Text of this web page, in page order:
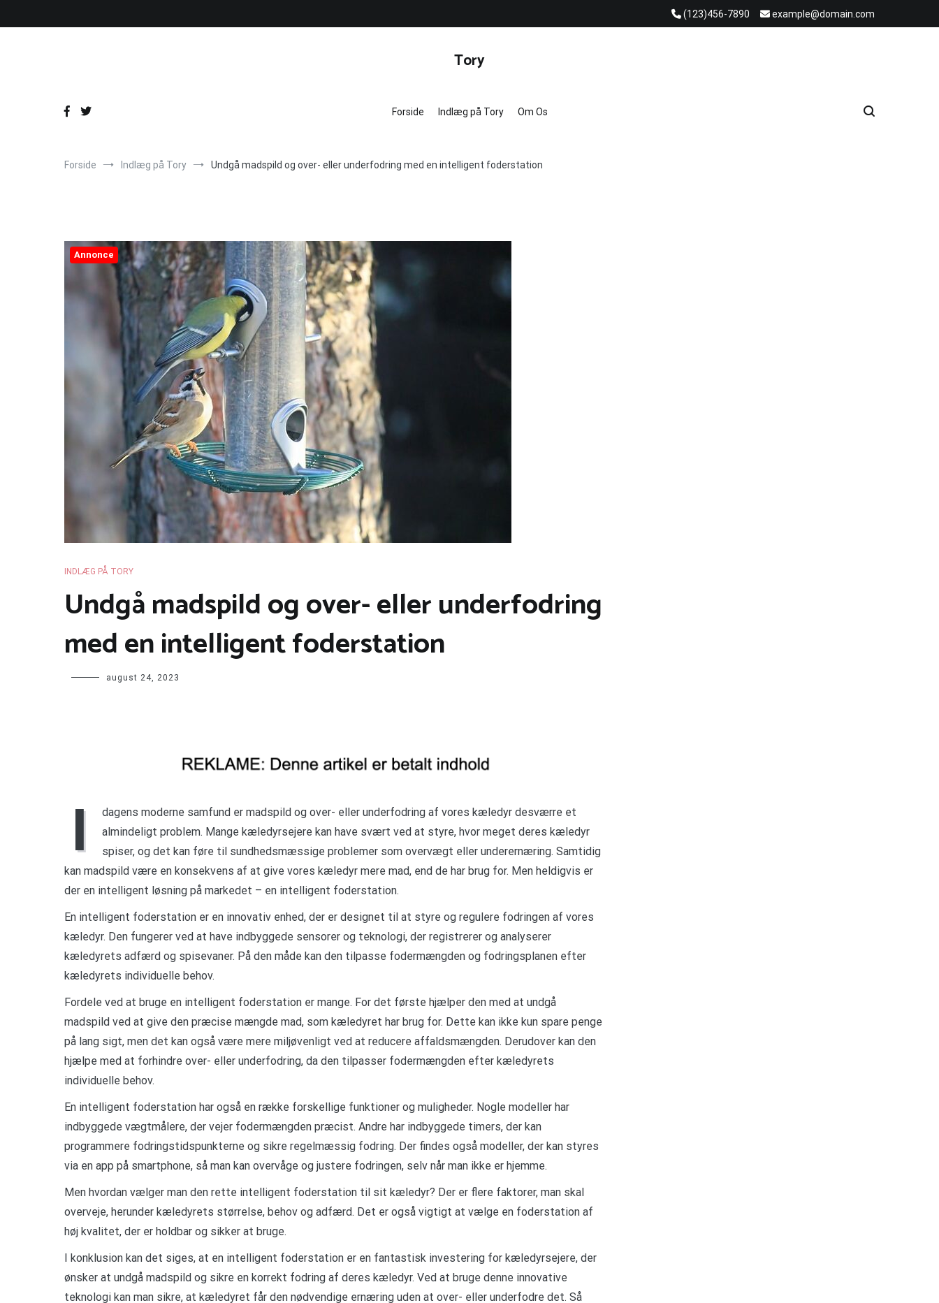
(123)456-7890 example@domain.com
Tory
Forside Indlæg på Tory Om Os
Forside Indlæg på Tory Undgå madspild og over- eller underfodring med en intelligent foderstation
Annonce
INDLÆG PÅ TORY
Undgå madspild og over- eller underfodring
med en intelligent foderstation
august 24, 2023
I
dagens moderne samfund er madspild og over- eller underfodring af vores kæledyr desværre et
almindeligt problem. Mange kæledyrsejere kan have svært ved at styre, hvor meget deres kæledyr
spiser, og det kan føre til sundhedsmæssige problemer som overvægt eller underernæring. Samtidig
kan madspild være en konsekvens af at give vores kæledyr mere mad, end de har brug for. Men heldigvis er
der en intelligent løsning på markedet – en intelligent foderstation.
En intelligent foderstation er en innovativ enhed, der er designet til at styre og regulere fodringen af vores
kæledyr. Den fungerer ved at have indbyggede sensorer og teknologi, der registrerer og analyserer
kæledyrets adfærd og spisevaner. På den måde kan den tilpasse fodermængden og fodringsplanen efter
kæledyrets individuelle behov.
Fordele ved at bruge en intelligent foderstation er mange. For det første hjælper den med at undgå
madspild ved at give den præcise mængde mad, som kæledyret har brug for. Dette kan ikke kun spare penge
på lang sigt, men det kan også være mere miljøvenligt ved at reducere affaldsmængden. Derudover kan den
hjælpe med at forhindre over- eller underfodring, da den tilpasser fodermængden efter kæledyrets
individuelle behov.
En intelligent foderstation har også en række forskellige funktioner og muligheder. Nogle modeller har
indbyggede vægtmålere, der vejer fodermængden præcist. Andre har indbyggede timers, der kan
programmere fodringstidspunkterne og sikre regelmæssig fodring. Der findes også modeller, der kan styres
via en app på smartphone, så man kan overvåge og justere fodringen, selv når man ikke er hjemme.
Men hvordan vælger man den rette intelligent foderstation til sit kæledyr? Der er flere faktorer, man skal
overveje, herunder kæledyrets størrelse, behov og adfærd. Det er også vigtigt at vælge en foderstation af
høj kvalitet, der er holdbar og sikker at bruge.
I konklusion kan det siges, at en intelligent foderstation er en fantastisk investering for kæledyrsejere, der
ønsker at undgå madspild og sikre en korrekt fodring af deres kæledyr. Ved at bruge denne innovative
teknologi kan man sikre, at kæledyret får den nødvendige ernæring uden at over- eller underfodre det. Så